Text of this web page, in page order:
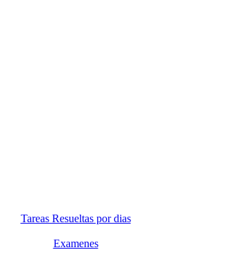
Tareas Resueltas por dias
Examenes